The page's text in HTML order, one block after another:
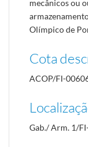
mecânicos ou
Olímpico de
Cota
ACOP/FI-
Gab./ Arm. 1/